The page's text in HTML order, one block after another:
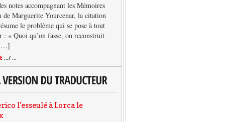
notes accompagnant les Mémoires
de Marguerite Yourcenar, la citation
le problème qui se pose à tout
: « Quoi qu’on fasse, on reconstruit
.../ ...
l’esseulé à Lorca le